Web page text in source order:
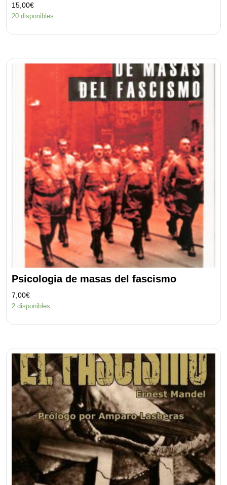
15,00€
20 disponibles
Psicologia de masas del fascismo
7,00€
2 disponibles